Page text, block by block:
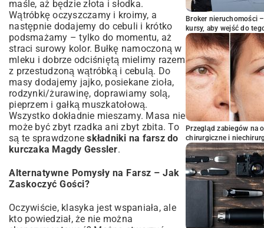
maśle, aż będzie złota i słodka.
Wątróbkę oczyszczamy i kroimy, a
następnie dodajemy do cebuli i krótko
podsmażamy – tylko do momentu, aż
straci surowy kolor. Bułkę namoczoną w
mleku i dobrze odciśniętą mielimy razem
z przestudzoną wątróbką i cebulą. Do
masy dodajemy jajko, posiekane zioła,
rodzynki/żurawinę, doprawiamy solą,
pieprzem i gałką muszkatołową.
Wszystko dokładnie mieszamy. Masa nie
może być zbyt rzadka ani zbyt zbita. To
są te sprawdzoneskładniki na farsz do
kurczaka Magdy Gessler.
Alternatywne Pomysły na Farsz – Jak
Zaskoczyć Gości?
Oczywiście, klasyka jest wspaniała, ale
kto powiedział, że nie można
Broker nieruchomości
kursy, aby wejść do
Przegląd zabiegów na
chirurgiczne i